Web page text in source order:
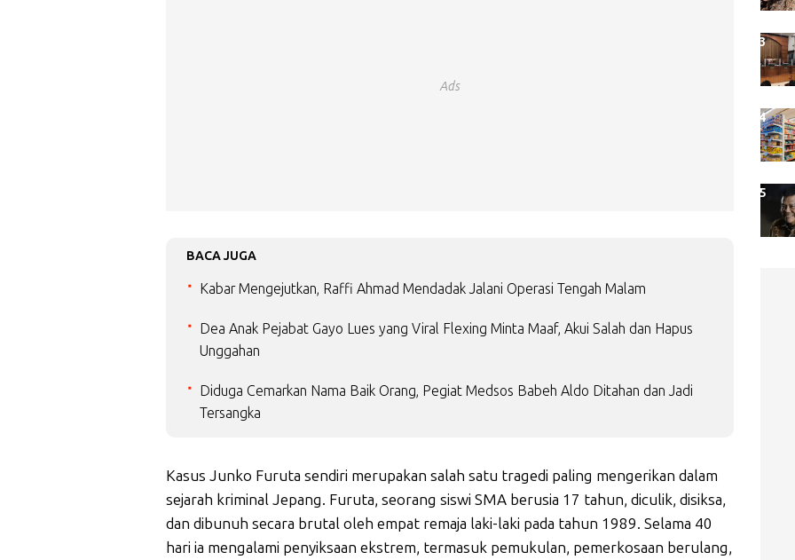
Ads
BACA JUGA
Kabar Mengejutkan, Raffi Ahmad Mendadak Jalani Operasi Tengah Malam
Dea Anak Pejabat Gayo Lues yang Viral Flexing Minta Maaf, Akui Salah dan Hapus
Unggahan
Diduga Cemarkan Nama Baik Orang, Pegiat Medsos Babeh Aldo Ditahan dan Jadi
Tersangka
Kasus Junko Furuta sendiri merupakan salah satu tragedi paling mengerikan dalam
sejarah kriminal Jepang. Furuta, seorang siswi SMA berusia 17 tahun, diculik, disiksa,
dan dibunuh secara brutal oleh empat remaja laki-laki pada tahun 1989. Selama 40
hari ia mengalami penyiksaan ekstrem, termasuk pemukulan, pemerkosaan berulang,